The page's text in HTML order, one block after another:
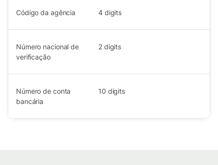
Código da agência 4 digits
Número nacional de
verificação
2 digits
Número de conta
bancária
10 digits